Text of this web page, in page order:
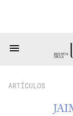
ARTÍCULOS